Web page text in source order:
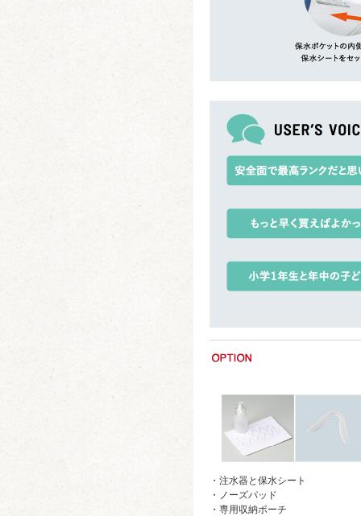
・注水器と保水シート
・ノーズパッド
・専用収納ポーチ